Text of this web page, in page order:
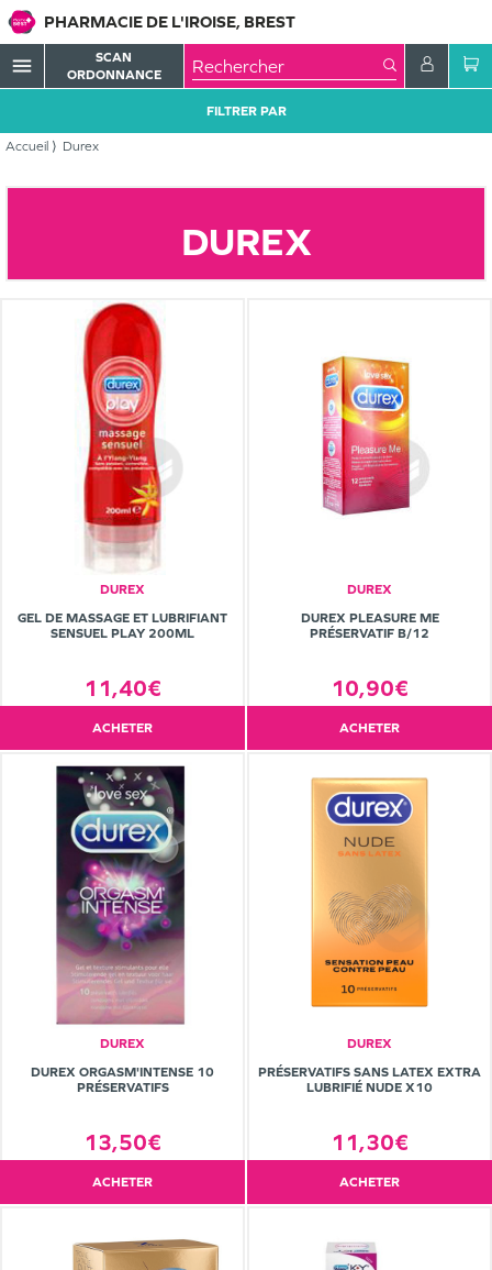
PHARMACIE DE L'IROISE, BREST
menu
SCAN
ORDONNANCE
Accueil Durex
FILTRER PAR
DUREX
DUREX
GEL DE MASSAGE ET LUBRIFIANT
SENSUEL PLAY 200ML
11,40€
ACHETER
DUREX
DUREX PLEASURE ME
PRÉSERVATIF B/12
10,90€
ACHETER
DUREX
DUREX ORGASM'INTENSE 10
PRÉSERVATIFS
13,50€
ACHETER
DUREX
PRÉSERVATIFS SANS LATEX EXTRA
LUBRIFIÉ NUDE X10
11,30€
ACHETER